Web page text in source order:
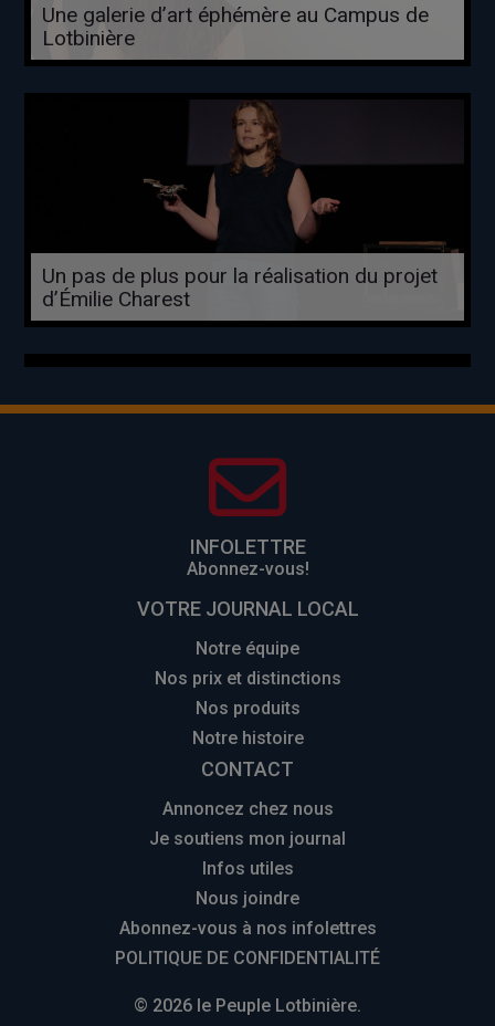
Une galerie d’art éphémère au Campus de
Lotbinière
Un pas de plus pour la réalisation du projet
d’Émilie Charest
INFOLETTRE
Abonnez-vous!
VOTRE JOURNAL LOCAL
Notre équipe
Nos prix et distinctions
Nos produits
Notre histoire
CONTACT
Annoncez chez nous
Je soutiens mon journal
Infos utiles
Nous joindre
Abonnez-vous à nos infolettres
POLITIQUE DE CONFIDENTIALITÉ
© 2026 le Peuple Lotbinière.